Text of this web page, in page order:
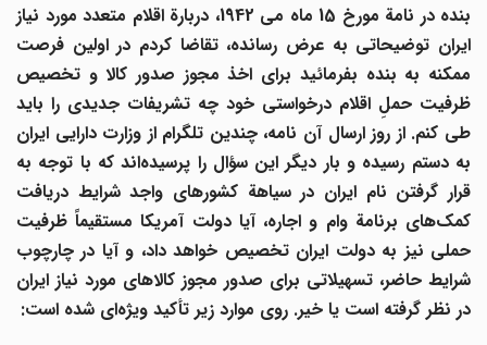
بنده در نامة مورخ 15 ماه می 1942، دربارة اقلام متعدد مورد نیاز
ایران توضیحاتی به عرض رسانده، تقاضا کردم در اولین فرصت
ممکنه به بنده بفرمائید برای اخذ مجوز صدور کالا و تخصیص
ظرفیت حملِ اقلام درخواستی خود چه تشریفات جدیدی را باید
طی کنم. از روز ارسال آن نامه، چندین تلگرام از وزارت دارایی ایران
به دستم رسیده و بار دیگر این سؤال را پرسیدهاند که با توجه به
قرار گرفتن نام ایران در سیاهة کشورهای واجد شرایط دریافت
کمکهای برنامة وام و اجاره، آیا دولت آمریکا مستقیماًظرفیت
حملی نیز به دولت ایران تخصیص خواهد داد، و آیا در چارچوب
شرایط حاضر، تسهیلاتی برای صدور مجوز کالاهای مورد نیاز ایران
در نظر گرفته است یا خیر. روی موارد زیر تأکید ویژهای شده است: